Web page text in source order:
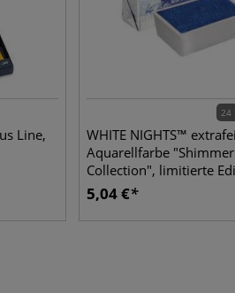
Line,
24
WHITE NIGHTS™
Aquarellfarbe
Collection", limitierte
5,04 €